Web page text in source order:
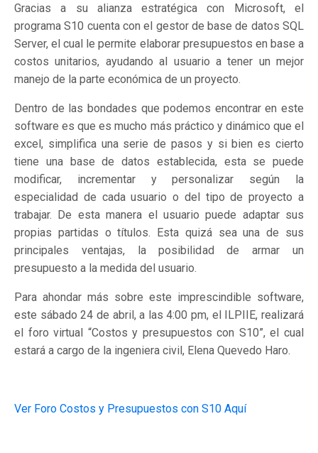
Gracias a su alianza estratégica con Microsoft, el
programa S10 cuenta con el gestor de base de datos SQL
Server, el cual le permite elaborar presupuestos en base a
costos unitarios, ayudando al usuario a tener un mejor
manejo de la parte económica de un proyecto.
Dentro de las bondades que podemos encontrar en este
software es que es mucho más práctico y dinámico que el
excel, simplifica una serie de pasos y si bien es cierto
tiene una base de datos establecida, esta se puede
modificar, incrementar y personalizar según la
especialidad de cada usuario o del tipo de proyecto a
trabajar. De esta manera el usuario puede adaptar sus
propias partidas o títulos. Esta quizá sea una de sus
principales ventajas, la posibilidad de armar un
presupuesto a la medida del usuario.
Para ahondar más sobre este imprescindible software,
este sábado 24 de abril, a las 4:00 pm, el ILPIIE, realizará
el foro virtual “Costos y presupuestos con S10”, el cual
estará a cargo de la ingeniera civil, Elena Quevedo Haro.
Ver Foro Costos y Presupuestos con S10 Aquí